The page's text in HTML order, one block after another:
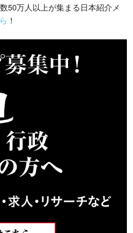
50万人以上が集まる日本紹介メ
！